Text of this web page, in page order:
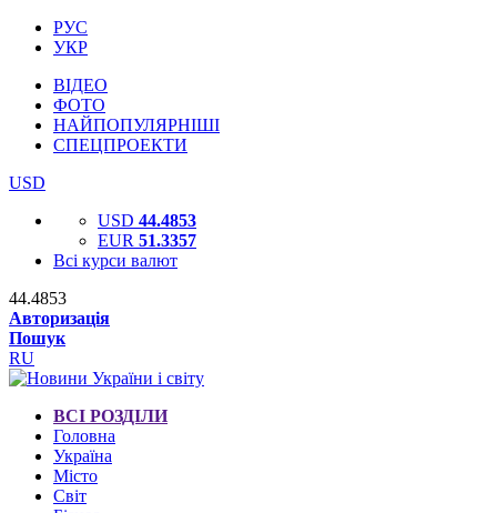
РУС
УКР
ВІДЕО
ФОТО
НАЙПОПУЛЯРНІШІ
СПЕЦПРОЕКТИ
USD
USD 44.4853
EUR 51.3357
Всі курси валют
44.4853
Авторизація
Пошук
RU
ВСІ РОЗДІЛИ
Головна
Україна
Місто
Світ